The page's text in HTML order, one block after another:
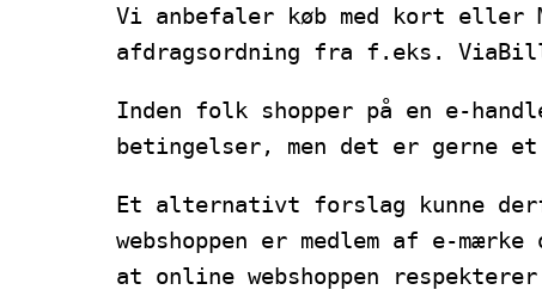
Vi anbefaler køb med kort eller
afdragsordning fra f.eks.
Inden folk shopper på en e-
betingelser, men det er gerne et
Et alternativt forslag kunne
webshoppen er medlem af e-
at online webshoppen